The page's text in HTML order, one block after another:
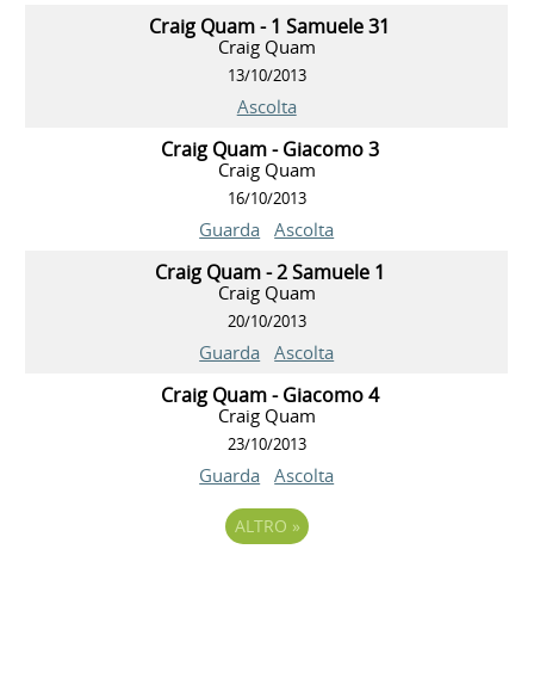
Craig Quam - 1 Samuele 31
Craig Quam
13/10/2013
Ascolta
Craig Quam - Giacomo 3
Craig Quam
16/10/2013
Guarda Ascolta
Craig Quam - 2 Samuele 1
Craig Quam
20/10/2013
Guarda Ascolta
Craig Quam - Giacomo 4
Craig Quam
23/10/2013
Guarda Ascolta
ALTRO »